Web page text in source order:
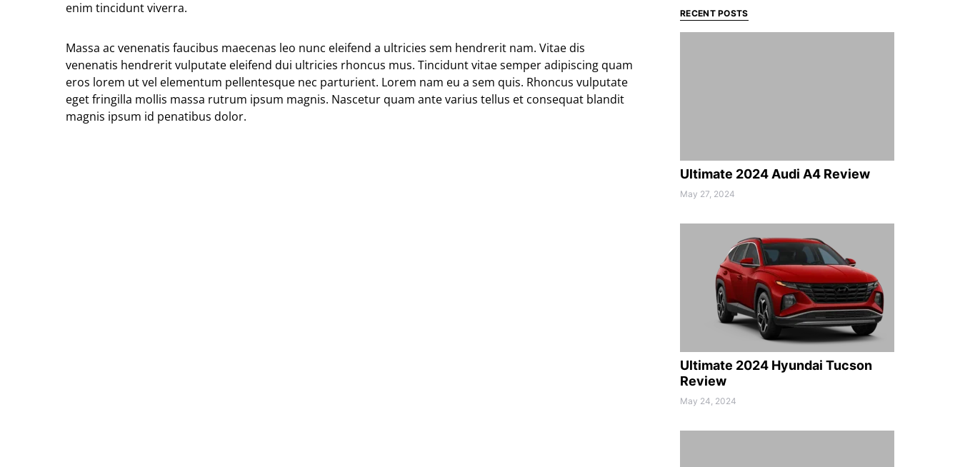
enim tincidunt viverra.
Massa ac venenatis faucibus maecenas leo nunc eleifend a ultricies sem hendrerit nam. Vitae dis
venenatis hendrerit vulputate eleifend dui ultricies rhoncus mus. Tincidunt vitae semper adipiscing quam
eros lorem ut vel elementum pellentesque nec parturient. Lorem nam eu a sem quis. Rhoncus vulputate
eget fringilla mollis massa rutrum ipsum magnis. Nascetur quam ante varius tellus et consequat blandit
magnis ipsum id penatibus dolor.
RECENT POSTS
Ultimate 2024 Audi A4 Review
May 27, 2024
Ultimate 2024 Hyundai Tucson
Review
May 24, 2024